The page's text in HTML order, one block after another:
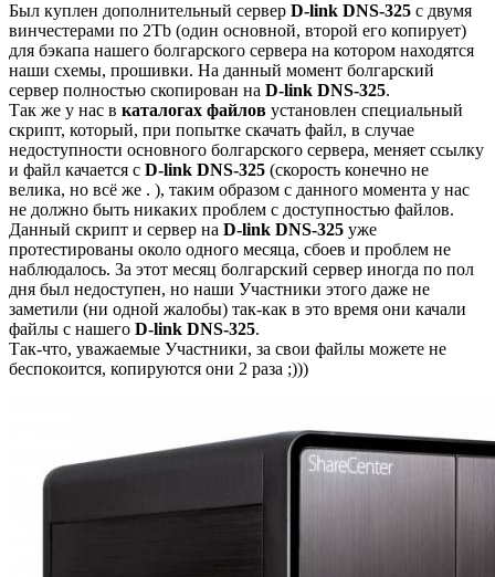
Был куплен дополнительный сервер D-link DNS-325 с двумя
винчестерами по 2Тb (один основной, второй его копирует)
для бэкапа нашего болгарского сервера на котором находятся
наши схемы, прошивки. На данный момент болгарский
сервер полностью скопирован на D-link DNS-325.
Так же у нас в каталогах файлов установлен специальный
скрипт, который, при попытке скачать файл, в случае
недоступности основного болгарского сервера, меняет ссылку
и файл качается с D-link DNS-325 (скорость конечно не
велика, но всё же . ), таким образом с данного момента у нас
не должно быть никаких проблем с доступностью файлов.
Данный скрипт и сервер на D-link DNS-325 уже
протестированы около одного месяца, сбоев и проблем не
наблюдалось. За этот месяц болгарский сервер иногда по пол
дня был недоступен, но наши Участники этого даже не
заметили (ни одной жалобы) так-как в это время они качали
файлы с нашего D-link DNS-325.
Так-что, уважаемые Участники, за свои файлы можете не
беспокоится, копируются они 2 раза ;)))